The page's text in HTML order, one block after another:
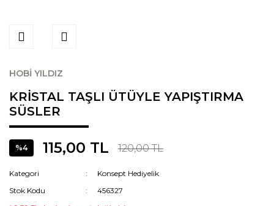
HOBİ YILDIZ
KRİSTAL TAŞLI ÜTÜYLE YAPIŞTIRMA
SÜSLER
%4 115,00 TL 120,00 TL
Kategori
Konsept Hediyelik
Stok Kodu
456327